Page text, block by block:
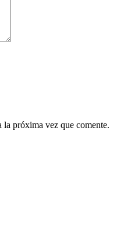
próxima vez que comente.